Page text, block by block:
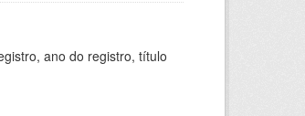
ano do registro, título